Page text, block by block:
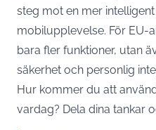
steg mot en mer
mobilupplevelse. För EU-
bara fler funktioner, utan
säkerhet och personlig
Hur kommer du att
vardag? Dela dina tankar